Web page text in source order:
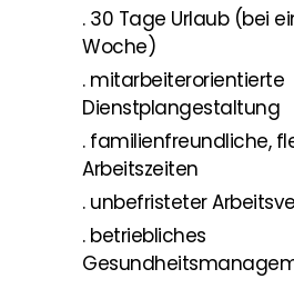
. 30 Tage Urlaub (bei
Woche)
. mitarbeiterorientierte
Dienstplangestaltung
. familienfreundliche,
Arbeitszeiten
. unbefristeter
. betriebliches